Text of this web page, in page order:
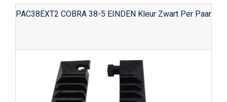
PAC38EXT2 COBRA 38-5 EINDEN Kleur Zwart Per Paar